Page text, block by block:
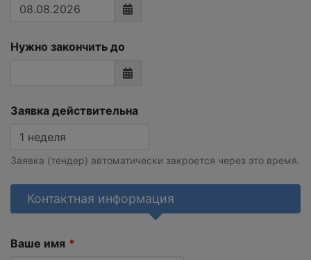
Нужно закончить до
Заявка действительна
Заявка (тендер) автоматически закроется через это время.
Контактная информация
Ваше имя